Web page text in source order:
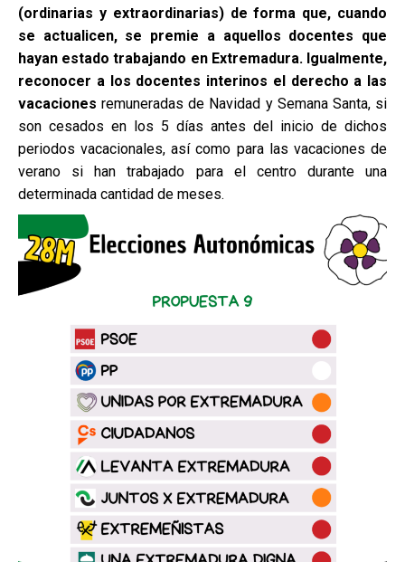
(ordinarias y extraordinarias) de forma que, cuando
se actualicen, se premie a aquellos docentes que
hayan estado trabajando en Extremadura. Igualmente,
reconocer a los docentes interinos el derecho a las
vacaciones remuneradas de Navidad y Semana Santa, si
son cesados en los 5 días antes del inicio de dichos
periodos vacacionales, así como para las vacaciones de
verano si han trabajado para el centro durante una
determinada cantidad de meses.